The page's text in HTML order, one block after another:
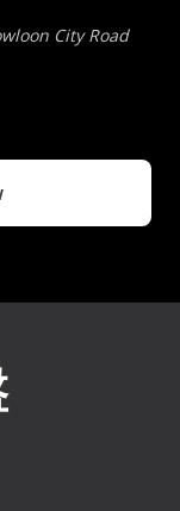
City Road